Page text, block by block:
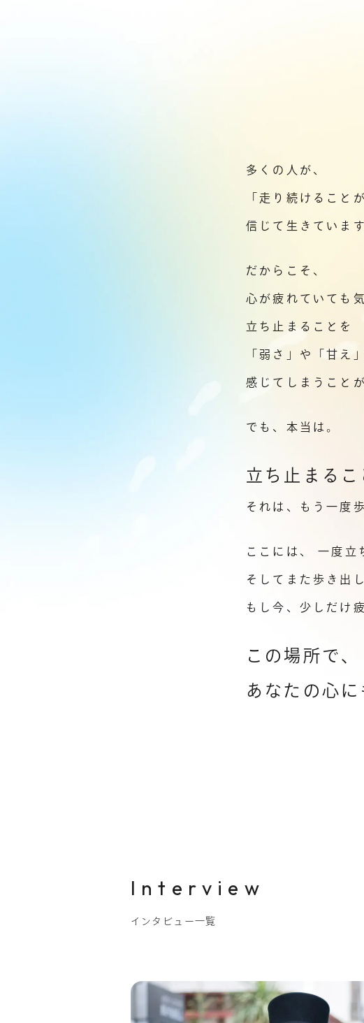
多くの人が、
「走り続けること
信じて生きています
だからこそ、
心が疲れていても
立ち止まることを
「弱さ」や「甘え
感じてしまうこと
でも、本当は。
立ち止まるこ
それは、もう一度
ここには、 一度立
そしてまた歩き出
もし今、少しだけ
この場所で、
あなたの心に
Interview
インタビュー一覧